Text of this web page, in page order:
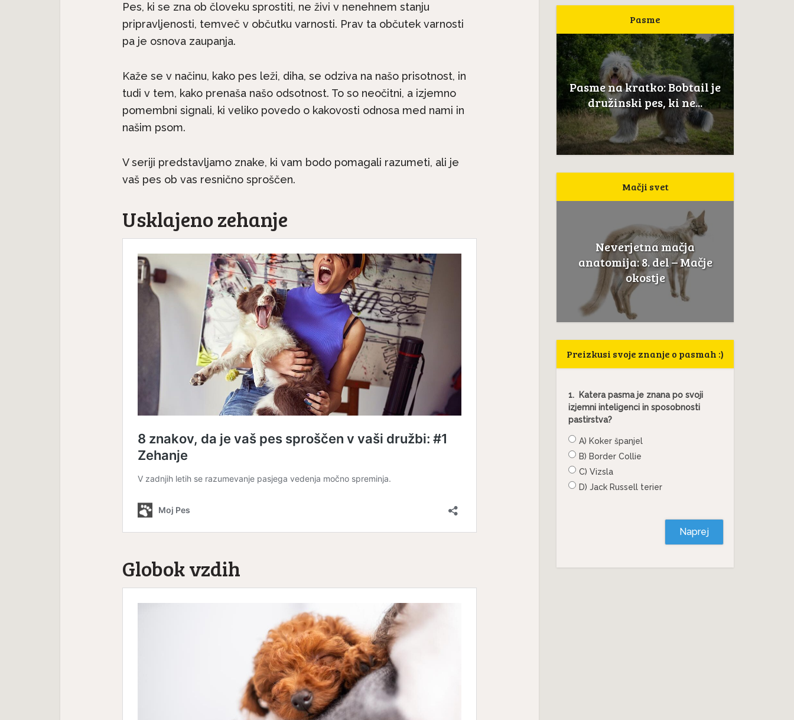
Pes, ki se zna ob človeku sprostiti, ne živi v nenehnem stanju
pripravljenosti, temveč v občutku varnosti. Prav ta občutek varnosti
pa je osnova zaupanja.
Kaže se v načinu, kako pes leži, diha, se odziva na našo prisotnost, in
tudi v tem, kako prenaša našo odsotnost. To so neočitni, a izjemno
pomembni signali, ki veliko povedo o kakovosti odnosa med nami in
našim psom.
V seriji predstavljamo znake, ki vam bodo pomagali razumeti, ali je
vaš pes ob vas resnično sproščen.
Usklajeno zehanje
Globok vzdih
Pasme
Predstavljamo pasme:
Havanski bišon, majhen...
Pasme na kratko: Irski
seter je družinski pes, ki
ne...
Pasme na kratko: Maltežan
si vedno želi biti skupaj...
Pasme na kratko: Bobtail je
družinski pes, ki ne...
Mačji svet
Neverjetna mačja
anatomija: 7. del – Mačji rep
anatomija: 9. del – Mačji
zobje
Le še do konca avgusta
popolne subvencije za...
Neverjetna mačja
anatomija: 8. del – Mačje
okostje
Preizkusi svoje znanje o pasmah :)
1.
Katera pasma je znana po svoji
izjemni inteligenci in sposobnosti
pastirstva?
A) Koker španjel
B) Border Collie
C) Vizsla
D) Jack Russell terier
Naprej